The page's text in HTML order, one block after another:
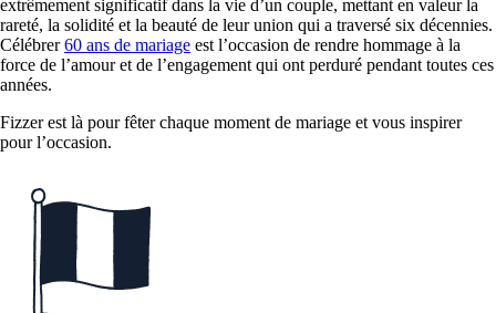
extrêmement significatif dans la vie d’un couple, mettant en valeur la
rareté, la solidité et la beauté de leur union qui a traversé six décennies.
Célébrer60 ans de mariage est l’occasion de rendre hommage à la
force de l’amour et de l’engagement qui ont perduré pendant toutes ces
années.
Fizzer est là pour fêter chaque moment de mariage et vous inspirer
pour l’occasion.